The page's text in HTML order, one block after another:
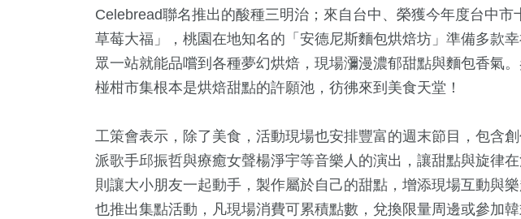
Celebread聯名推出的酸種三明治；來自台中、榮獲今年度台中市
草莓大福」，桃園在地知名的「安德尼斯麵包烘焙坊」準備多款
眾一站就能品嚐到各種夢幻烘焙，現場瀰漫濃郁甜點與麵包香氣
椪柑市集根本是烘焙甜點的許願池，彷彿來到美食天堂！
工策會表示，除了美食，活動現場也安排豐富的週末節目，包含
派歌手邱振哲與療癒女聲楊淨宇等音樂人的演出，讓甜點與旋律
則讓大小朋友一起動手，製作屬於自己的甜點，增添現場互動與
也推出集點活動，凡現場消費可累積點數，兌換限量周邊或參加